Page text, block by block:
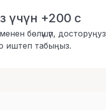
үчүн +200 с
бөлүшүп, досторуңуз
иштеп табыңыз.